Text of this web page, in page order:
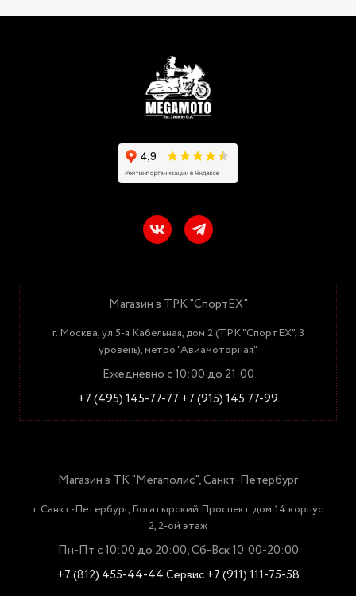
Магазин в ТРК "СпортЕХ"
г. Москва, ул.5-я Кабельная, дом 2 (ТРК "СпортЕХ", 3
уровень), метро "Авиамоторная"
Ежедневно с 10:00 до 21:00
+7 (495) 145-77-77 +7 (915) 145 77-99
Магазин в ТК "Мегаполис", Санкт-Петербург
г. Санкт-Петербург, Богатырский Проспект дом 14 корпус
2, 2-ой этаж
Пн-Пт с 10:00 до 20:00, Сб-Вск 10:00-20:00
+7 (812) 455-44-44Сервис +7 (911) 111-75-58